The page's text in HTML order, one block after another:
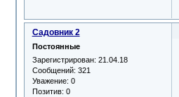
Садовник 2
Постоянные
Зарегистрирован: 21.04.18
Сообщений: 321
Уважение: 0
Позитив: 0